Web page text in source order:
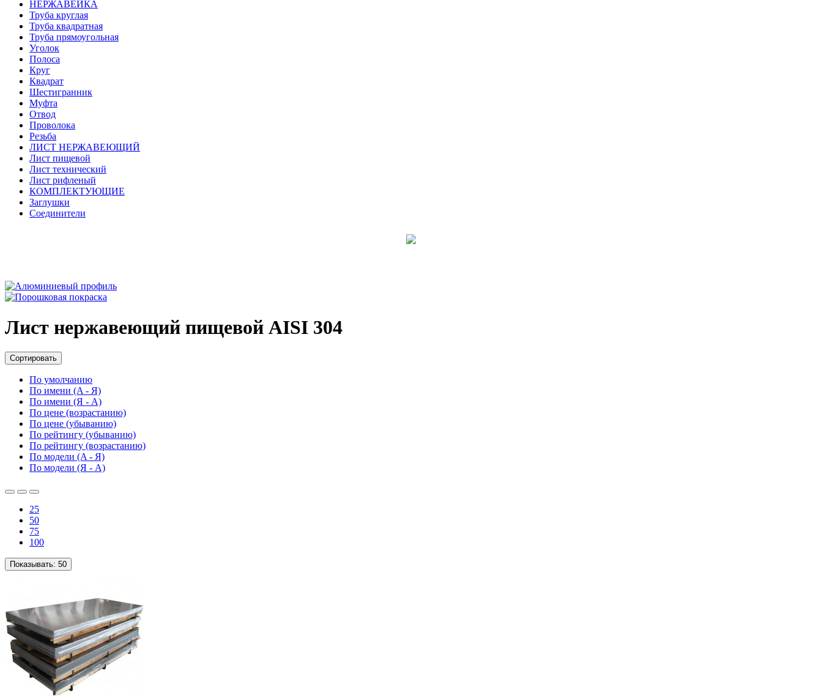
НЕРЖАВЕЙКА
Труба круглая
Труба квадратная
Труба прямоугольная
Уголок
Полоса
Круг
Квадрат
Шестигранник
Муфта
Отвод
Проволока
Резьба
ЛИСТ НЕРЖАВЕЮЩИЙ
Лист пищевой
Лист технический
Лист рифленый
КОМПЛЕКТУЮЩИЕ
Заглушки
Соединители
Лист нержавеющий пищевой AISI 304
Сортировать
По умолчанию
По имени (A - Я)
По имени (Я - A)
По цене (возрастанию)
По цене (убыванию)
По рейтингу (убыванию)
По рейтингу (возрастанию)
По модели (A - Я)
По модели (Я - A)
25
50
75
100
Показывать: 50